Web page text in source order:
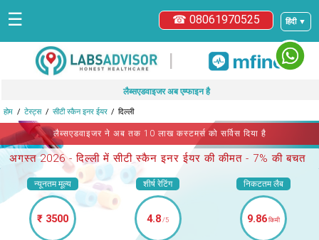
हिंदी ▼
☎ 08061970525
☰
|
लैब्सएडवाइजर अब एम्फाइन है
होम टेस्ट्स सीटी स्कैन इनर ईयर दिल्ली
लैब्सएडवाइजर ने अब तक 10 लाख कस्टमर्स को सर्विस दिया है
अगस्त 2026 -दिल्ली में सीटी स्कैन इनर ईयर की कीमत - 7% की बचत
न्यूनतम मूल्य
₹ 3500
शीर्ष रेटिंग
4.8/5
निकटतम लैब
9.86किमी